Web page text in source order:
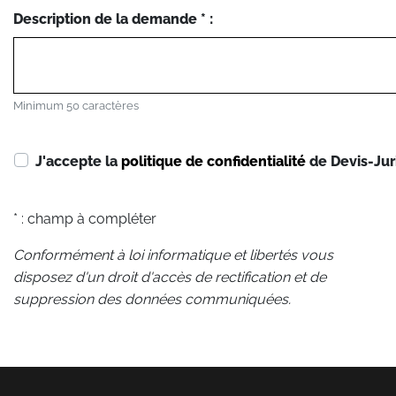
Description de la demande * :
Minimum 50 caractères
J'accepte la politique de confidentialité de Devis-
* : champ à compléter
Conformément à loi informatique et libertés vous
disposez d'un droit d'accès de rectification et de
suppression des données communiquées.